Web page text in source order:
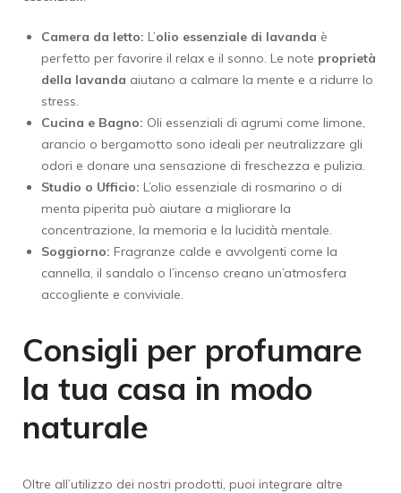
Camera da letto: L’olio essenziale di lavanda è
perfetto per favorire il relax e il sonno. Le note proprietà
della lavanda aiutano a calmare la mente e a ridurre lo
stress.
Cucina e Bagno: Oli essenziali di agrumi come limone,
arancio o bergamotto sono ideali per neutralizzare gli
odori e donare una sensazione di freschezza e pulizia.
Studio o Ufficio: L’olio essenziale di rosmarino o di
menta piperita può aiutare a migliorare la
concentrazione, la memoria e la lucidità mentale.
Soggiorno: Fragranze calde e avvolgenti come la
cannella, il sandalo o l’incenso creano un’atmosfera
accogliente e conviviale.
Consigli per profumare
la tua casa in modo
naturale
Oltre all’utilizzo dei nostri prodotti, puoi integrare altre